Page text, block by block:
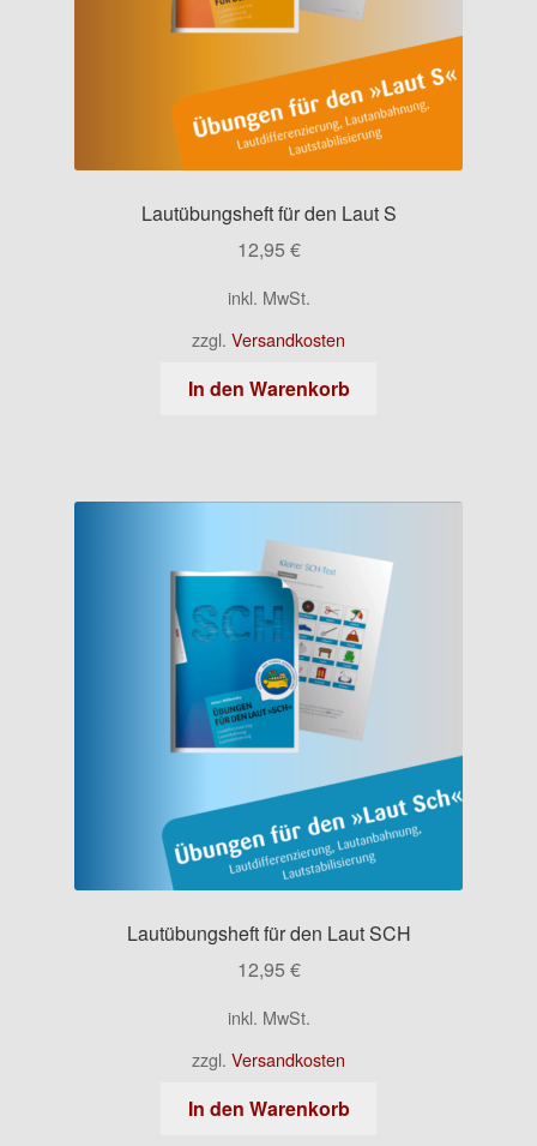
Lautübungsheft für den Laut S
12,95 €
inkl. MwSt.
zzgl. Versandkosten
In den Warenkorb
Lautübungsheft für den Laut SCH
12,95 €
inkl. MwSt.
zzgl. Versandkosten
In den Warenkorb